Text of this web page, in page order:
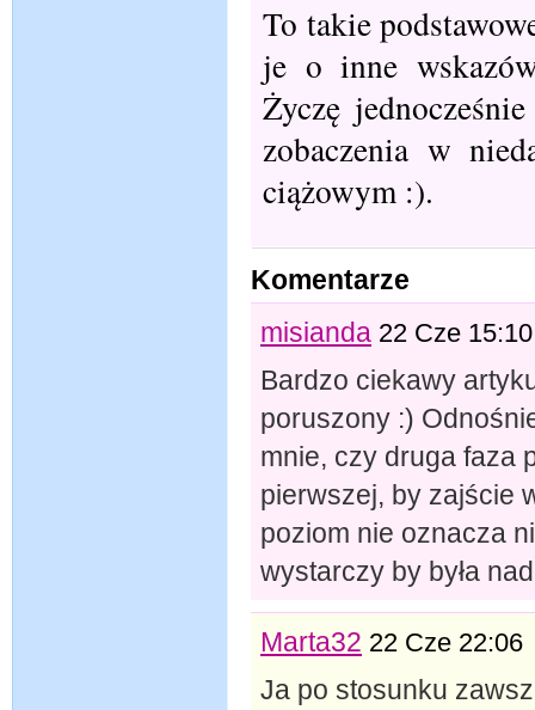
To takie
je o inne
Życzę
zobaczenia w
ciążowym :).
Komentarze
misianda 22 Cze 15:10
Bardzo ciekawy
poruszony :)
mnie, czy druga faza
pierwszej, by zajście
poziom nie oznacza
wystarczy by była
Marta32 22 Cze 22:06
Ja po stosunku